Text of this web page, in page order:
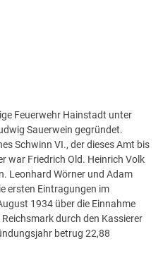
Feuerwehr Hainstadt unter
Sauerwein gegründet.
Schwinn VI., der dieses Amt bis
war Friedrich Old. Heinrich Volk
Leonhard Wörner und Adam
ersten Eintragungen im
1934 über die Einnahme
durch den Kassierer
betrug 22,88